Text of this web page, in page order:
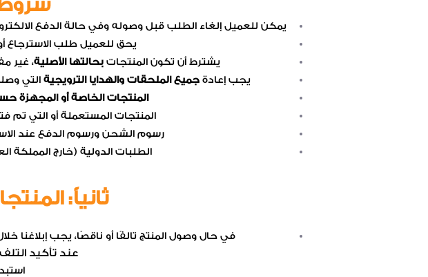
شروط
يمكن للعميل إلغاء الطلب قبل وصوله وفي حالة الدفع
يحق للعميل طلب الاسترجاع
يشترط أن تكون المنتجات بحالتها الأصلية، غير
يجب إعادة جميع الملحقات والهدايا الترويجية التي
المنتجات الخاصة أو المجهزة
المنتجات المستعملة أو التي تم
رسوم الشحن ورسوم الدفع عند
الطلبات الدولية (خارج المملكة
ثانياً:
في حال وصول المنتج تالفًا أو ناقصًا، يجب إبلاغنا
عند تأكيد